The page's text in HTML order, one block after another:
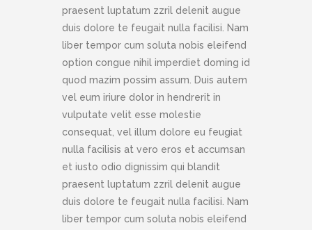
praesent luptatum zzril delenit augue
duis dolore te feugait nulla facilisi. Nam
liber tempor cum soluta nobis eleifend
option congue nihil imperdiet doming id
quod mazim possim assum. Duis autem
vel eum iriure dolor in hendrerit in
vulputate velit esse molestie
consequat, vel illum dolore eu feugiat
nulla facilisis at vero eros et accumsan
et iusto odio dignissim qui blandit
praesent luptatum zzril delenit augue
duis dolore te feugait nulla facilisi. Nam
liber tempor cum soluta nobis eleifend